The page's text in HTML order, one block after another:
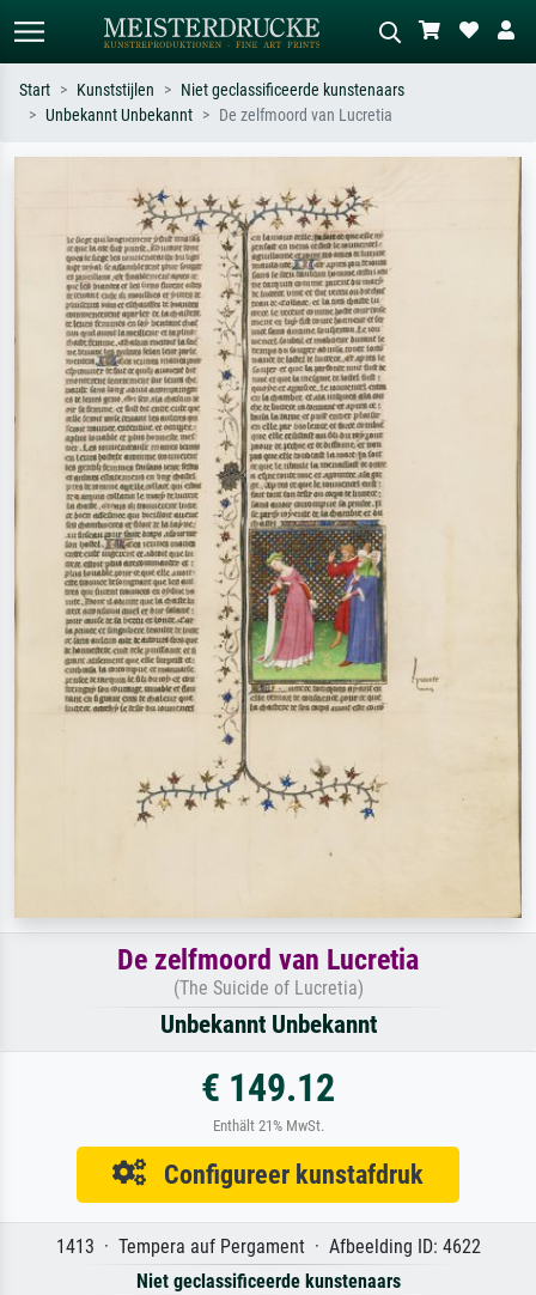
Monet, Sterrennacht, impressionisme,
Hokusai-golf, naakt.
weide, abstract met veel rood, donker
olieverfschilderij, staand naakt naast
een boom.
Start Kunststijlen
Niet geclassificeerde kunstenaars
Unbekannt Unbekannt
De zelfmoord van Lucretia
De zelfmoord van Lucretia
(The Suicide of Lucretia)
Unbekannt Unbekannt
€ 149.12
Enthält 21% MwSt.
Configureer kunstafdruk
1413 · Tempera auf Pergament · Afbeelding ID: 4622
Niet geclassificeerde kunstenaars